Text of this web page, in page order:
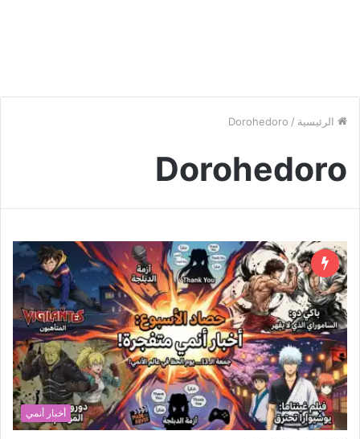
الرئيسية /
Dorohedoro
Dorohedoro
أخبار أنمي